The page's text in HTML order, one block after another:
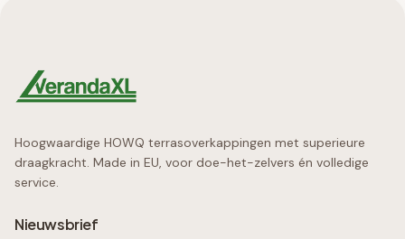
Hoogwaardige HOWQ terrasoverkappingen met superieure
draagkracht. Made in EU, voor doe-het-zelvers én volledige
service.
Nieuwsbrief